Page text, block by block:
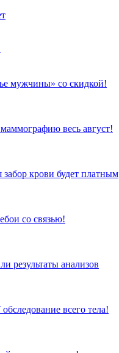
мужчины» со скидкой!
весь август!
крови будет платным
со связью!
результаты анализов
всего тела!